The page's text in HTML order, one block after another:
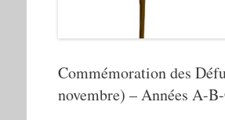
Commémoration des
novembre) – Années A-